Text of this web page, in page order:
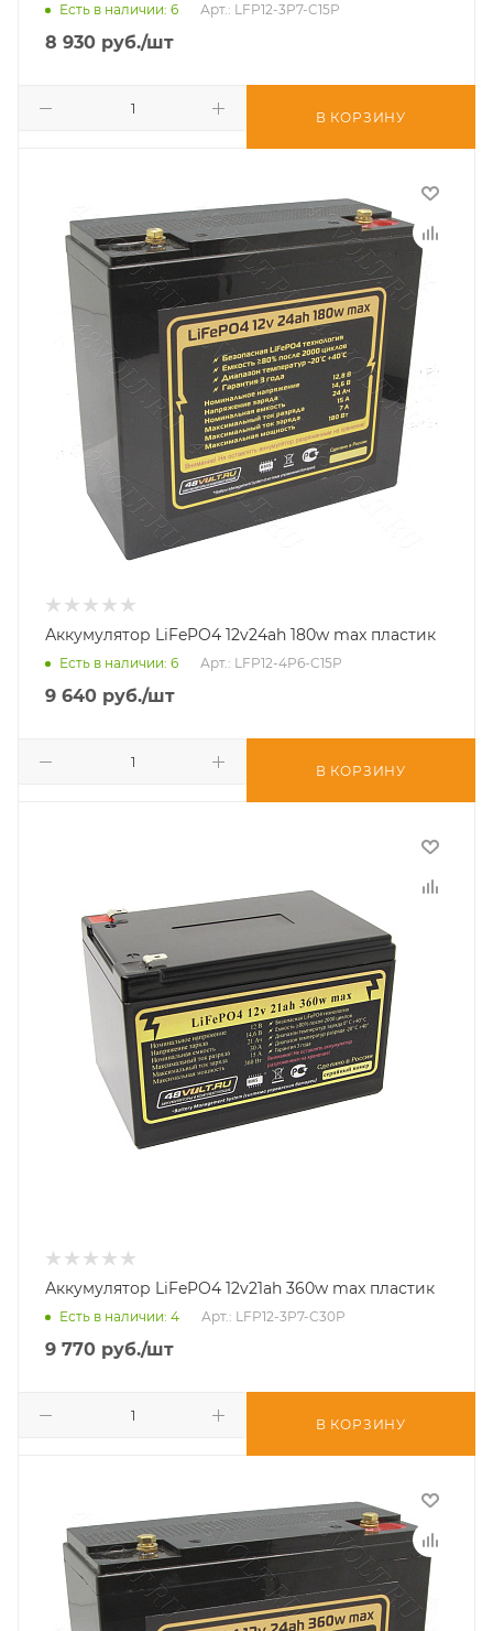
Есть в наличии: 6 Арт.: LFP12-3P7-C15P
8 930 руб./шт
В КОРЗИНУ
Аккумулятор LiFePO4 12v24ah 180w max пластик
Есть в наличии: 6 Арт.: LFP12-4P6-C15P
9 640 руб./шт
В КОРЗИНУ
Аккумулятор LiFePO4 12v21ah 360w max пластик
Есть в наличии: 4 Арт.: LFP12-3P7-C30P
9 770 руб./шт
В КОРЗИНУ